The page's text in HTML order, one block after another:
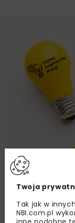
Twoja
Tak jak w
NBI.com.pl